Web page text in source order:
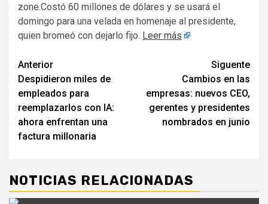
zone.Costó 60 millones de dólares y se usará el
domingo para una velada en homenaje al presidente,
quien bromeó con dejarlo fijo. Leer más
Navegación
de
entradas
Anterior
Despidieron miles de
empleados para
reemplazarlos con IA:
ahora enfrentan una
factura millonaria
Siguente
Cambios en las
empresas: nuevos CEO,
gerentes y presidentes
nombrados en junio
NOTICIAS RELACIONADAS